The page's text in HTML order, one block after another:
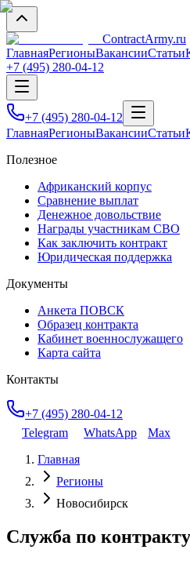
ContractArmy.ru
ГлавнаяРегионыВакансииСтатьи
+7 (495) 280-04-12
+7 (495) 280-04-12
ГлавнаяРегионыВакансииСтатьи
Полезное
Африканский корпус
Сравнение выплат
Денежное довольствие
Награды участникам СВО
Как заключить контракт
Юридическая поддержка
Документы
Анкета ПОВСК
Образец контракта
Кабинет военнослужащего
Карта сайта
Контакты
+7 (495) 280-04-12
Telegram
WhatsApp
Max
Главная
Регионы
Новосибирск
Служба по контракту